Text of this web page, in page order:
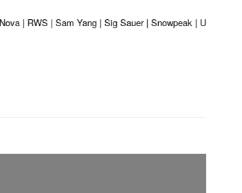
| RWS | Sam Yang | Sig Sauer | Snowpeak | Umarex |